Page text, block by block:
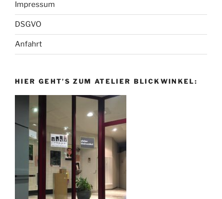
Impressum
DSGVO
Anfahrt
HIER GEHT’S ZUM ATELIER BLICKWINKEL: